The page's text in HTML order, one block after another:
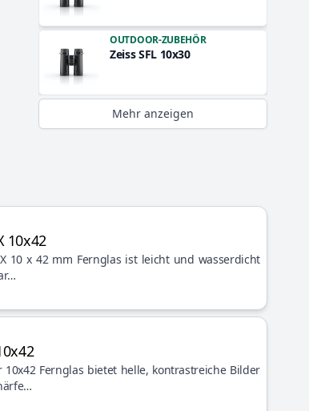
OUTDOOR-ZUBEHÖR
Zeiss SFL 10x30
Mehr anzeigen
10x42
10 x 42 mm Fernglas ist leicht und wasserdicht
10x42 Fernglas bietet helle, kontrastreiche Bilder